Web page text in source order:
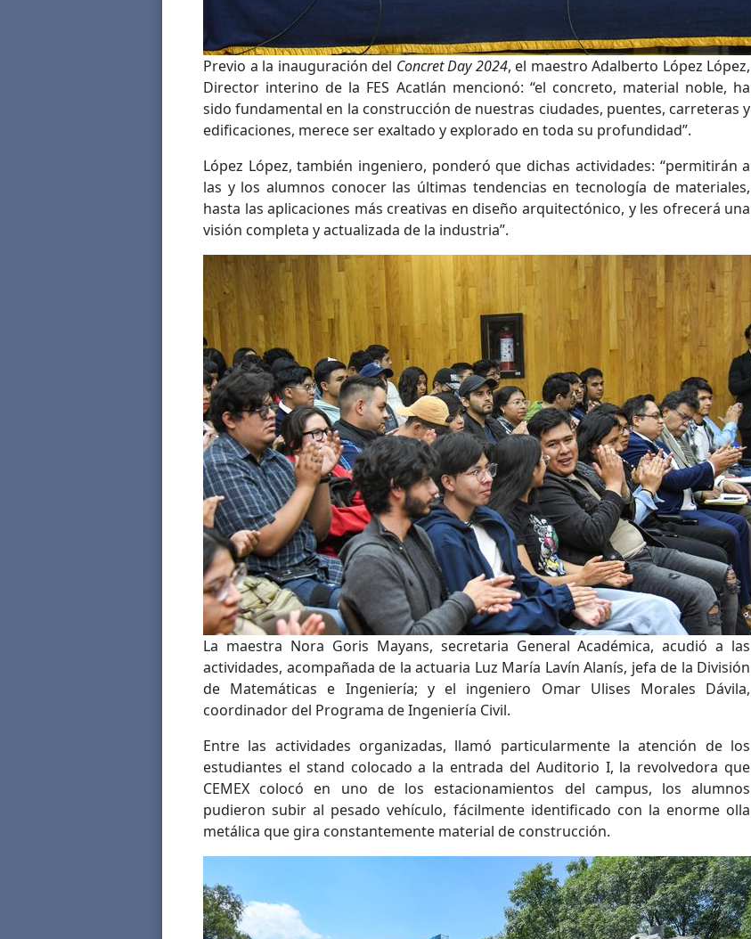
Previo a la inauguración del Concret Day 2024, el maestro Adalberto López López,
Director interino de la FES Acatlán mencionó: “el concreto, material noble, ha
sido fundamental en la construcción de nuestras ciudades, puentes, carreteras y
edificaciones, merece ser exaltado y explorado en toda su profundidad”.
López López, también ingeniero, ponderó que dichas actividades: “permitirán a
las y los alumnos conocer las últimas tendencias en tecnología de materiales,
hasta las aplicaciones más creativas en diseño arquitectónico, y les ofrecerá una
visión completa y actualizada de la industria”.
La maestra Nora Goris Mayans, secretaria General Académica, acudió a las
actividades, acompañada de la actuaria Luz María Lavín Alanís, jefa de la División
de Matemáticas e Ingeniería; y el ingeniero Omar Ulises Morales Dávila,
coordinador del Programa de Ingeniería Civil.
Entre las actividades organizadas, llamó particularmente la atención de los
estudiantes el stand colocado a la entrada del Auditorio I, la revolvedora que
CEMEX colocó en uno de los estacionamientos del campus, los alumnos
pudieron subir al pesado vehículo, fácilmente identificado con la enorme olla
metálica que gira constantemente material de construcción.